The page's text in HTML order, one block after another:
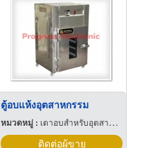
ตู้อบแห้งอุตสาหกรรม
หมวดหมู่ : เตาอบสำหรับอุตสาหกรรม
ติดต่อผู้ขาย